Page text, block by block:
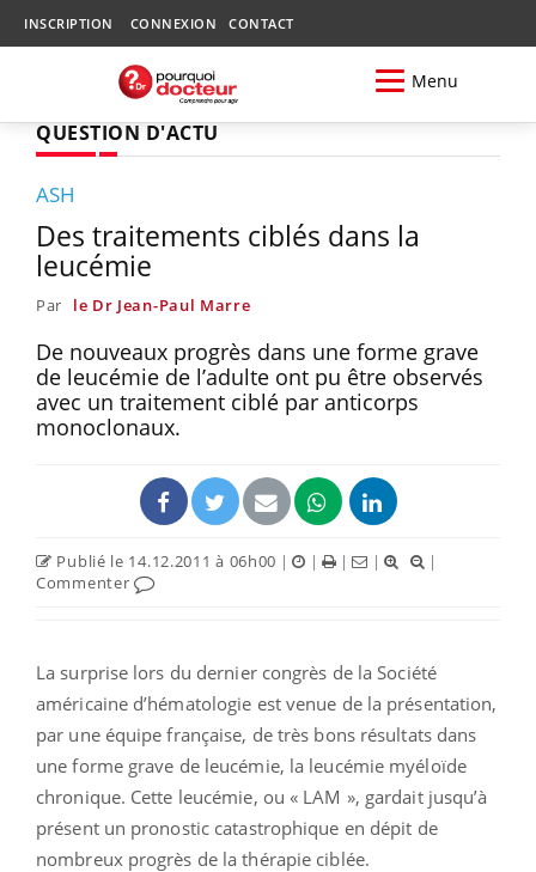
INSCRIPTION CONNEXION CONTACT
Menu
QUESTION D'ACTU
ASH
Des traitements ciblés dans la
leucémie
Par le Dr Jean-Paul Marre
De nouveaux progrès dans une forme grave
de leucémie de l’adulte ont pu être observés
avec un traitement ciblé par anticorps
monoclonaux.
Publié le 14.12.2011 à 06h00 | | | |
|
Commenter
La surprise lors du dernier congrès de la Société
américaine d’hématologie est venue de la présentation,
par une équipe française, de très bons résultats dans
une forme grave de leucémie, la leucémie myéloïde
chronique. Cette leucémie, ou « LAM », gardait jusqu’à
présent un pronostic catastrophique en dépit de
nombreux progrès de la thérapie ciblée.